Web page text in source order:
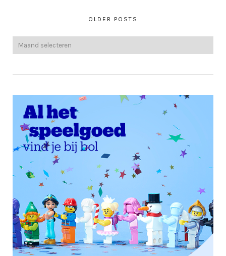
OLDER POSTS